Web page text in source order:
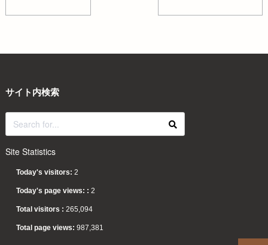
サイト内検索
Site Statistics
Today's visitors: 2
Today's page views: : 2
Total visitors : 265,094
Total page views: 987,381